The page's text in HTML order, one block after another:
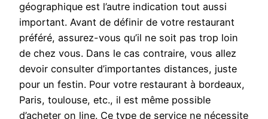
géographique est l’autre indication tout aussi
important. Avant de définir de votre restaurant
préféré, assurez-vous qu’il ne soit pas trop loin
de chez vous. Dans le cas contraire, vous allez
devoir consulter d’importantes distances, juste
pour un festin. Pour votre restaurant à bordeaux,
Paris, toulouse, etc., il est même possible
d’acheter on line. Ce type de service ne nécessite